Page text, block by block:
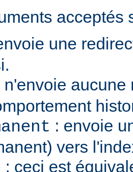
acceptés
une
n'envoie
: envoie
vers
: ceci est